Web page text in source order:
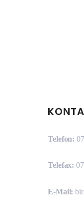
Telefon:
Telefax:
E-Mail: